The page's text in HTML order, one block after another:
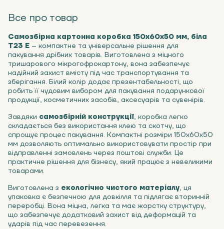
Все про товар
Самозбірна картонна коробка 150х60х50 мм, біла
Т23 Е – компактне та універсальне рішення для
пакування дрібних товарів. Виготовлена з міцного
тришарового мікрогофрокартону, вона забезпечує
надійний захист вмісту під час транспортування та
зберігання. Білий колір додає презентабельності, що
робить її чудовим вибором для пакування подарункової
продукції, косметичних засобів, аксесуарів та сувенірів.
Завдяки самозбірній конструкції, коробка легко
складається без використання клею та скотчу, що
спрощує процес пакування. Компактні розміри 150х60х50
мм дозволяють оптимально використовувати простір при
відправленні замовлень через поштові служби. Це
практичне рішення для бізнесу, який працює з невеликими
товарами.
Виготовлена з екологічно чистого матеріалу, ця
упаковка є безпечною для довкілля та підлягає вторинній
переробці. Вона міцна, легка та має жорстку структуру,
що забезпечує додатковий захист від деформацій та
ударів під час перевезення.